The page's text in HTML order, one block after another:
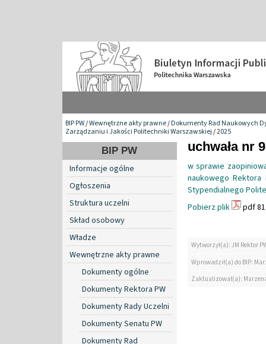
BIP PW/Wewnętrzne akty prawne/Dokumenty Rad Naukowych
Zarządzaniu i Jakości Politechniki Warszawskiej/2025
BIP PW
Informacje ogólne
Ogłoszenia
Struktura uczelni
Skład osobowy
Władze
Wewnętrzne akty prawne
Dokumenty ogólne
Dokumenty Rektora PW
Dokumenty Rady Uczelni
Dokumenty Senatu PW
Dokumenty Rad
uchwała nr
w sprawie
naukowego Rektora
Stypendialnego
Pobierz plik
pdf
Wytworzył(a): JM Rektor
Wprowadził(a) do BIP:
Zaktualizował(a):